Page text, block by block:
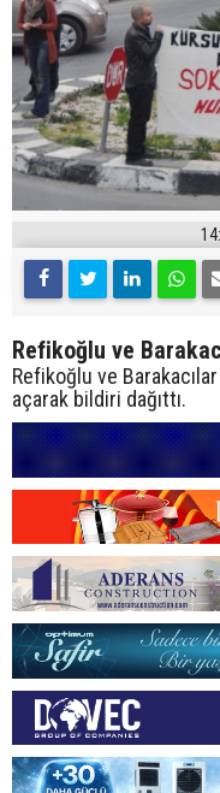
Refikoğlu ve
Refikoğlu ve
açarak bildiri dağıttı.